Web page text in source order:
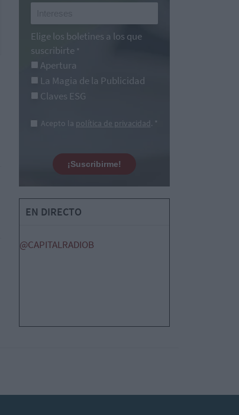
Elige los boletines a los que
suscribirte *
Apertura
La Magia de la Publicidad
Claves ESG
Acepto la política de privacidad. *
¡Suscribirme!
EN DIRECTO
@CAPITALRADIOB